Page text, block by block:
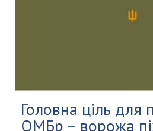
Головна ціль для
ОМБр – ворожа